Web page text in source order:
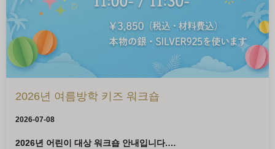
2026년 여름방학 키즈 워크숍
2026-07-08
2026년 어린이 대상 워크숍 안내입니다.